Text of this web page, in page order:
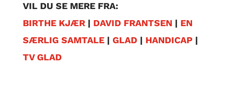
VIL DU SE MERE FRA:
BIRTHE KJÆR| DAVID FRANTSEN | EN
SÆRLIG SAMTALE| GLAD | HANDICAP|
TV GLAD